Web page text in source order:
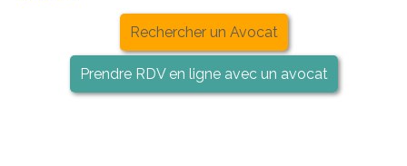
Rechercher un Avocat
Prendre RDV en ligne avec un avocat